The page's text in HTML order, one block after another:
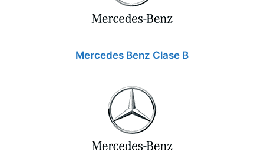
Mercedes Benz Clase B